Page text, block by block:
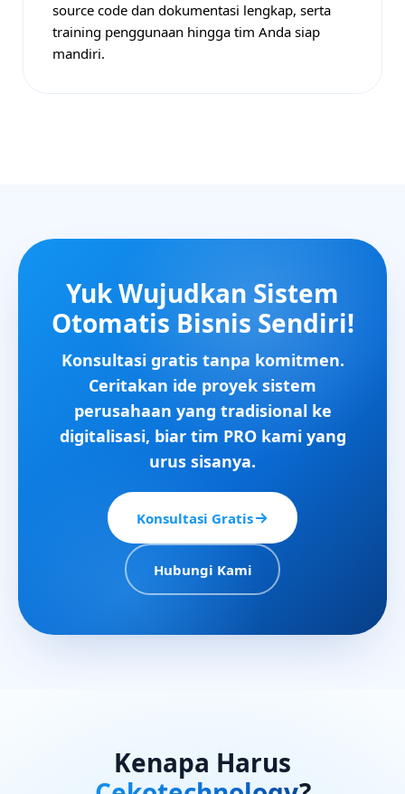
source code dan dokumentasi lengkap, serta
training penggunaan hingga tim Anda siap
mandiri.
Yuk Wujudkan Sistem
Otomatis Bisnis Sendiri!
Konsultasi gratis tanpa komitmen.
Ceritakan ide proyek sistem
perusahaan yang tradisional ke
digitalisasi, biar tim PRO kami yang
urus sisanya.
Konsultasi Gratis
Hubungi Kami
Kenapa Harus